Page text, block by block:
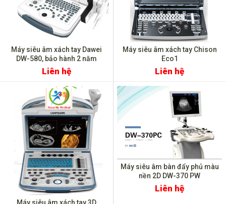
Máy siêu âm xách tay Dawei
DW-580, bảo hành 2 năm
Liên hệ
Máy siêu âm xách tay Chison
Eco1
Liên hệ
Máy siêu âm bàn đẩy phủ màu
nền 2D DW-370 PW
Liên hệ